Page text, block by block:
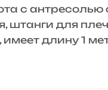
с антресолью
штанги для
длину 1